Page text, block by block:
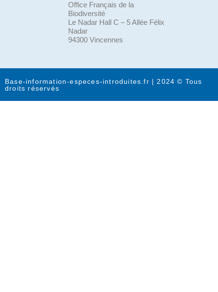
Office Français de la
Biodiversité
Le Nadar Hall C – 5 Allée Félix
Nadar
94300 Vincennes
Base-information-especes-introduites.fr | 2024 © Tous
droits réservés